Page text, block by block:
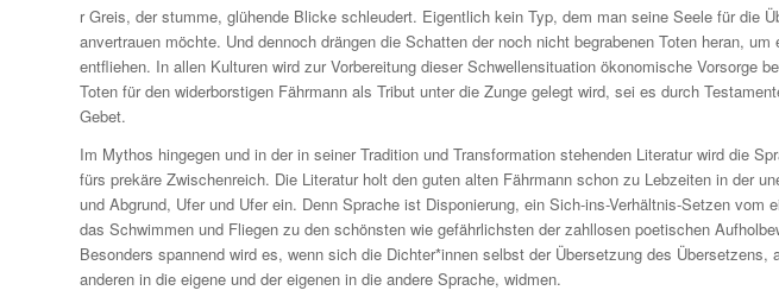
r Greis, der stumme, glühende Blicke schleudert. Eigentlich kein Typ, dem man seine Seele für die
anvertrauen möchte. Und dennoch drängen die Schatten der noch nicht begrabenen Toten heran,
entfliehen. In allen Kulturen wird zur Vorbereitung dieser Schwellensituation ökonomische Vorsorge
Toten für den widerborstigen Fährmann als Tribut unter die Zunge gelegt wird, sei es durch
Gebet.
Im Mythos hingegen und in der in seiner Tradition und Transformation stehenden Literatur wird die
fürs prekäre Zwischenreich. Die Literatur holt den guten alten Fährmann schon zu Lebzeiten in der
und Abgrund, Ufer und Ufer ein. Denn Sprache ist Disponierung, ein Sich-ins-Verhältnis-Setzen vom
das Schwimmen und Fliegen zu den schönsten wie gefährlichsten der zahllosen poetischen
Besonders spannend wird es, wenn sich die Dichter*innen selbst der Übersetzung des Übersetzens,
anderen in die eigene und der eigenen in die andere Sprache, widmen.